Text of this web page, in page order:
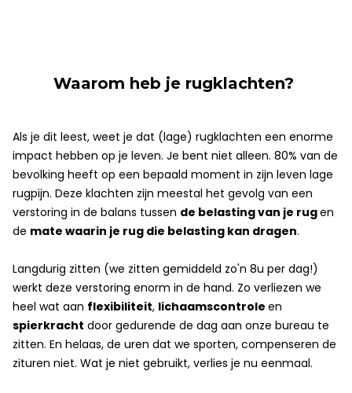
Waarom heb je rugklachten?
Als je dit leest, weet je dat (lage) rugklachten een enorme
impact hebben op je leven. Je bent niet alleen. 80% van de
bevolking heeft op een bepaald moment in zijn leven lage
rugpijn. Deze klachten zijn meestal het gevolg van een
verstoring in de balans tussen de belasting van je rugen
de mate waarin je rug die belasting kan dragen.
Langdurig zitten (we zitten gemiddeld zo'n 8u per dag!)
werkt deze verstoring enorm in de hand. Zo verliezen we
heel wat aan flexibiliteit, lichaamscontrole en
spierkracht door gedurende de dag aan onze bureau te
zitten. En helaas, de uren dat we sporten, compenseren de
zituren niet. Wat je niet gebruikt, verlies je nu eenmaal.